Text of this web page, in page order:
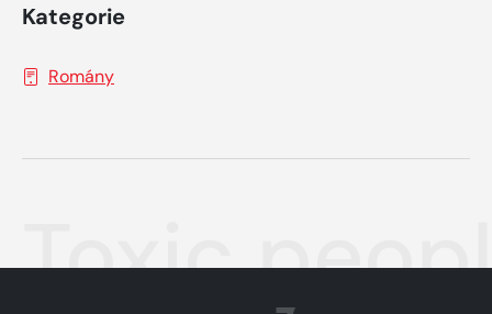
Kategorie
Romány
Toxic